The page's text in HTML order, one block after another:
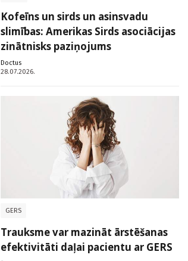
Kofeīns un sirds un asinsvadu
slimības: Amerikas Sirds asociācijas
zinātnisks paziņojums
Doctus
28.07.2026.
GERS
Trauksme var mazināt ārstēšanas
efektivitāti daļai pacientu ar GERS